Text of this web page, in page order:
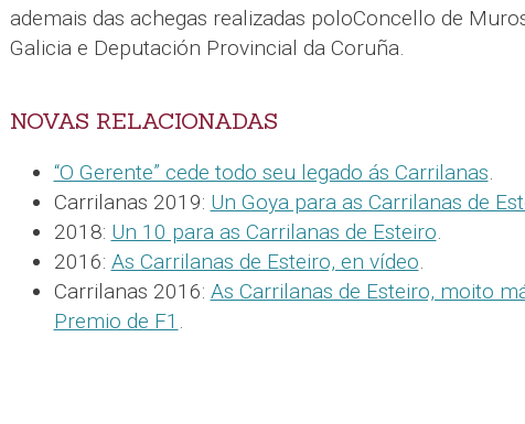
ademais das achegas realizadas poloConcello de
Galicia e Deputación Provincial da Coruña.
NOVAS RELACIONADAS
“O Gerente” cede todo seu legado ás Carrilanas.
Carrilanas 2019: Un Goya para as Carrilanas de
2018: Un 10 para as Carrilanas de Esteiro.
2016: As Carrilanas de Esteiro, en vídeo.
Carrilanas 2016: As Carrilanas de Esteiro, moito
Premio de F1 .